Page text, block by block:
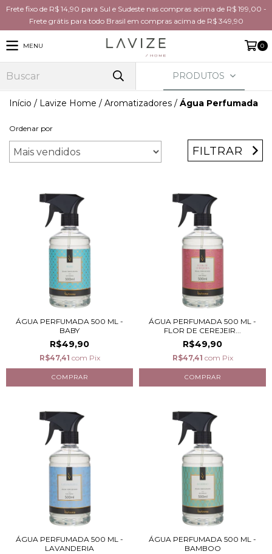
Frete fixo de R$ 14,90 para Sul e Sudeste nas compras acima de R$ 199,00 -
Frete grátis para todo Brasil em compras acima de R$ 349,90
MENU 0
PRODUTOS
Início / Lavize Home / Aromatizadores / Água Perfumada
Ordenar por
FILTRAR
ÁGUA PERFUMADA 500 ML -
BABY
R$49,90
R$47,41 com Pix
ÁGUA PERFUMADA 500 ML -
FLOR DE CEREJEIR...
R$49,90
R$47,41 com Pix
ÁGUA PERFUMADA 500 ML -
LAVANDERIA
ÁGUA PERFUMADA 500 ML -
BAMBOO